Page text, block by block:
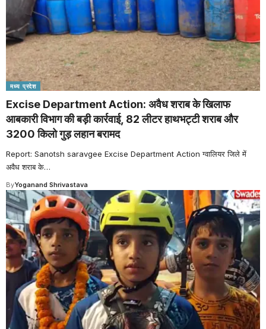
मध्य प्रदेश
Excise Department Action: अवैध शराब के खिलाफ
आबकारी विभाग की बड़ी कार्रवाई, 82 लीटर हाथभट्टी शराब और
3200 किलो गुड़ लहान बरामद
Report: Sanotsh saravgee Excise Department Action ग्वालियर जिले में
अवैध शराब के…
ByYoganand Shrivastava